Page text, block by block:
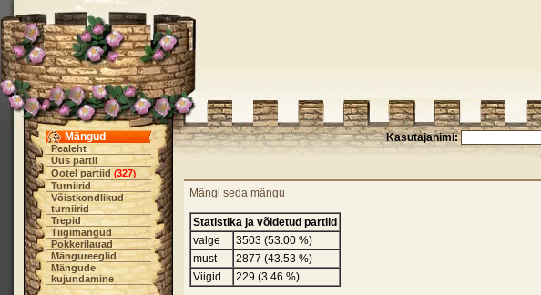
Mängud
Pealeht
Uus partii
Ootel partiid (327)
Turniirid
Võistkondlikud
turniirid
Trepid
Tiigimängud
Pokkerilauad
Mängureeglid
Mängude
kujundamine
Kasutajanimi:
Mängi seda mängu
Statistika ja võidetud partiid
valge
3503 (53.00 %)
must
2877 (43.53 %)
Viigid
229 (3.46 %)